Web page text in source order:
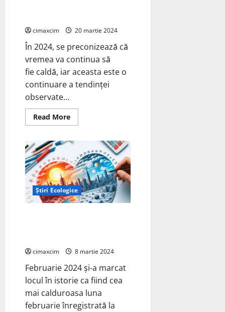
cimaxcim 20 martie 2024
În 2024, se preconizează că
vremea va continua să
fie caldă, iar aceasta este o
continuare a tendinței
observate...
Read MoreRead
more
Climatice
2024
–
temperatura
in
România
Știri Ecologice
cimaxcim 8 martie 2024
Februarie 2024 și-a marcat
locul în istorie ca fiind cea
mai calduroasa luna
februarie înregistrată la